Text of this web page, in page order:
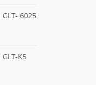
6025
K5